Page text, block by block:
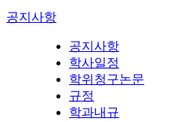
공지사항
공지사항
학사일정
학위청구논문
규정
학과내규